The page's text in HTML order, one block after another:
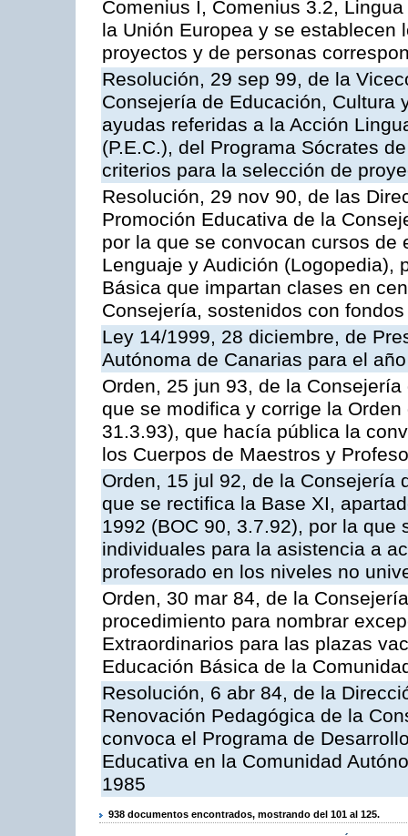
Comenius I, Comenius 3.2,
la Unión Europea y se establecen
proyectos y de personas
Resolución, 29 sep 99, de la
Consejería de Educación, Cultura
ayudas referidas a la Acción
(P.E.C.), del Programa Sócrates
criterios para la selección de
Resolución, 29 nov 90, de las
Promoción Educativa de la
por la que se convocan cursos
Lenguaje y Audición (Logopedia),
Básica que impartan clases en
Consejería, sostenidos con
Ley 14/1999, 28 diciembre, de
Autónoma de Canarias para el
Orden, 25 jun 93, de la
que se modifica y corrige la
31.3.93), que hacía pública la
los Cuerpos de Maestros y
Orden, 15 jul 92, de la Consejería
que se rectifica la Base XI,
1992 (BOC 90, 3.7.92), por la
individuales para la asistencia a
profesorado en los niveles no
Orden, 30 mar 84, de la
procedimiento para nombrar
Extraordinarios para las plazas
Educación Básica de la
Resolución, 6 abr 84, de la
Renovación Pedagógica de la
convoca el Programa de
Educativa en la Comunidad
1985
938 documentos encontrados, mostrando del 101 al 125.